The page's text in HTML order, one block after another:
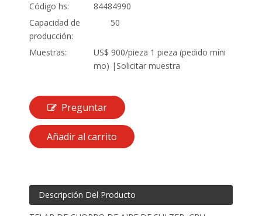
Código hs:
84484990
Capacidad de
producción:
50
Muestras:
US$ 900/pieza 1 pieza (pedido míni
mo) |Solicitar muestra
Preguntar
Añadir al carrito
Descripción Del Producto